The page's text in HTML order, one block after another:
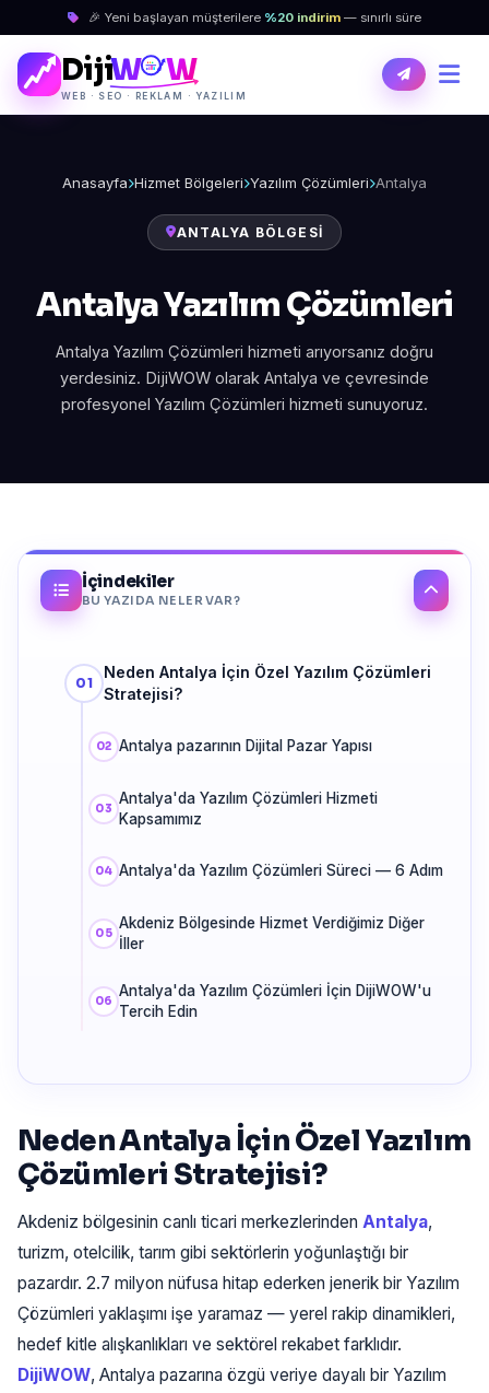
🎉 Yeni başlayan müşterilere %20 indirim — sınırlı süre
DijiW W
WEB · SEO · REKLAM · YAZILIM
Anasayfa Hizmet Bölgeleri Yazılım Çözümleri Antalya
ANTALYA BÖLGESI
Antalya Yazılım Çözümleri
Antalya Yazılım Çözümleri hizmeti arıyorsanız doğru
yerdesiniz. DijiWOW olarak Antalya ve çevresinde
profesyonel Yazılım Çözümleri hizmeti sunuyoruz.
İçindekiler
BU YAZIDA NELER VAR?
Neden Antalya İçin Özel Yazılım Çözümleri
Stratejisi?
Antalya pazarının Dijital Pazar Yapısı
Antalya'da Yazılım Çözümleri Hizmeti
Kapsamımız
Antalya'da Yazılım Çözümleri Süreci — 6 Adım
Akdeniz Bölgesinde Hizmet Verdiğimiz Diğer
İller
Antalya'da Yazılım Çözümleri İçin DijiWOW'u
Tercih Edin
Neden Antalya İçin Özel Yazılım
Çözümleri Stratejisi?
Akdeniz bölgesinin canlı ticari merkezlerinden Antalya,
turizm, otelcilik, tarım gibi sektörlerin yoğunlaştığı bir
pazardır. 2.7 milyon nüfusa hitap ederken jenerik bir Yazılım
Çözümleri yaklaşımı işe yaramaz — yerel rakip dinamikleri,
hedef kitle alışkanlıkları ve sektörel rekabet farklıdır.
DijiWOW, Antalya pazarına özgü veriye dayalı bir Yazılım